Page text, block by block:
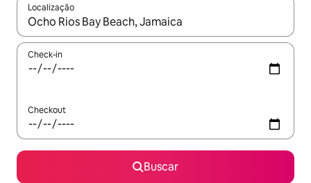
Localização
Quando os resultados estiverem disponíveis, explore-os
Check-in
Checkout
Buscar